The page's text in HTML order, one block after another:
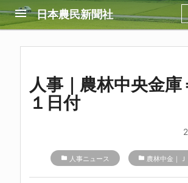
menu 日本農民新聞社
人事｜農林中央金庫
１日付
folder 人事ニュース folder 農林中金｜